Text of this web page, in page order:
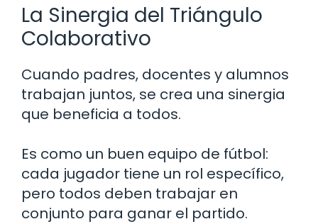
La Sinergia del Triángulo
Colaborativo
Cuando padres, docentes y alumnos
trabajan juntos, se crea una sinergia
que beneficia a todos.
Es como un buen equipo de fútbol:
cada jugador tiene un rol específico,
pero todos deben trabajar en
conjunto para ganar el partido.